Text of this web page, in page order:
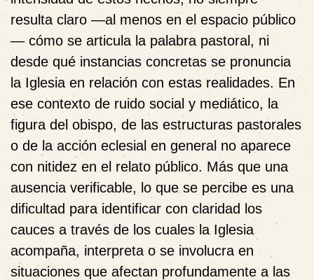
resulta claro —al menos en el espacio público
— cómo se articula la palabra pastoral, ni
desde qué instancias concretas se pronuncia
la Iglesia en relación con estas realidades. En
ese contexto de ruido social y mediático, la
figura del obispo, de las estructuras pastorales
o de la acción eclesial en general no aparece
con nitidez en el relato público. Más que una
ausencia verificable, lo que se percibe es una
dificultad para identificar con claridad los
cauces a través de los cuales la Iglesia
acompaña, interpreta o se involucra en
situaciones que afectan profundamente a las